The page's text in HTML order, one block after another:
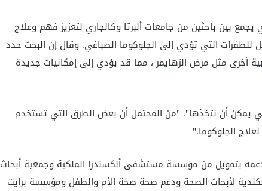
بين باحثين من جامعات ألبرتا وكالجاري لتعزيز فهم وعلاج
للطفرات التي تؤدي إلى الجلوكوما الصباغي. وقال إن البحث حدد
أخرى مثل مرض ألزهايمر ، مما قد يؤدي إلى إمكانيات جديدة
يمكن أن نتخذها". "من المحتمل أن بعض الطرق التي تستخدم
الجلوكوما."
بتمويل من مؤسسة مستشفى ألكسندرا الملكية وجمعية أبحاث
الكندية لأبحاث الصحة ودعم صحة صحة الأم والطفل ومؤسسة برايت